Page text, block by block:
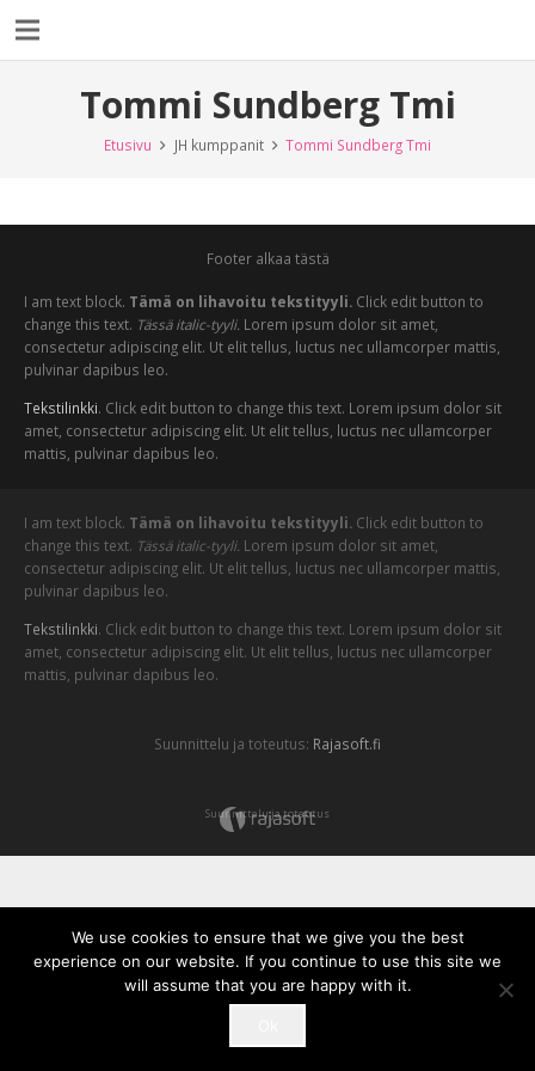
Tommi Sundberg Tmi
Etusivu JH kumppanit Tommi Sundberg Tmi
Footer alkaa tästä
I am text block. Tämä on lihavoitu tekstityyli.Click edit button to
change this text. Tässä italic-tyyli. Lorem ipsum dolor sit amet,
consectetur adipiscing elit. Ut elit tellus, luctus nec ullamcorper mattis,
pulvinar dapibus leo.
Tekstilinkki. Click edit button to change this text. Lorem ipsum dolor sit
amet, consectetur adipiscing elit. Ut elit tellus, luctus nec ullamcorper
mattis, pulvinar dapibus leo.
I am text block. Tämä on lihavoitu tekstityyli. Click edit button to
change this text. Tässä italic-tyyli. Lorem ipsum dolor sit amet,
consectetur adipiscing elit. Ut elit tellus, luctus nec ullamcorper mattis,
pulvinar dapibus leo.
Tekstilinkki. Click edit button to change this text. Lorem ipsum dolor sit
amet, consectetur adipiscing elit. Ut elit tellus, luctus nec ullamcorper
mattis, pulvinar dapibus leo.
Suunnittelu ja toteutus: Rajasoft.fi
Suunnittelu ja toteutus
We use cookies to ensure that we give you the best
experience on our website. If you continue to use this site we
will assume that you are happy with it.